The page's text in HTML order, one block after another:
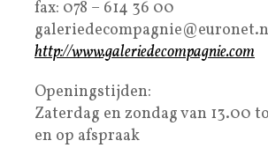
fax: 078 – 614 36 00
http://www.galeriedecompagnie.com
Openingstijden:
Zaterdag en zondag van 13.00
en op afspraak